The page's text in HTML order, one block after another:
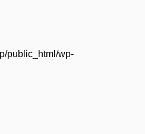
public_html/wp-